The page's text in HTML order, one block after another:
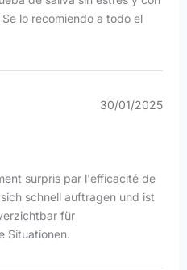
lo recomiendo a todo el
30/01/2025
surpris par l'efficacité de
schnell auftragen und ist
für
Situationen.